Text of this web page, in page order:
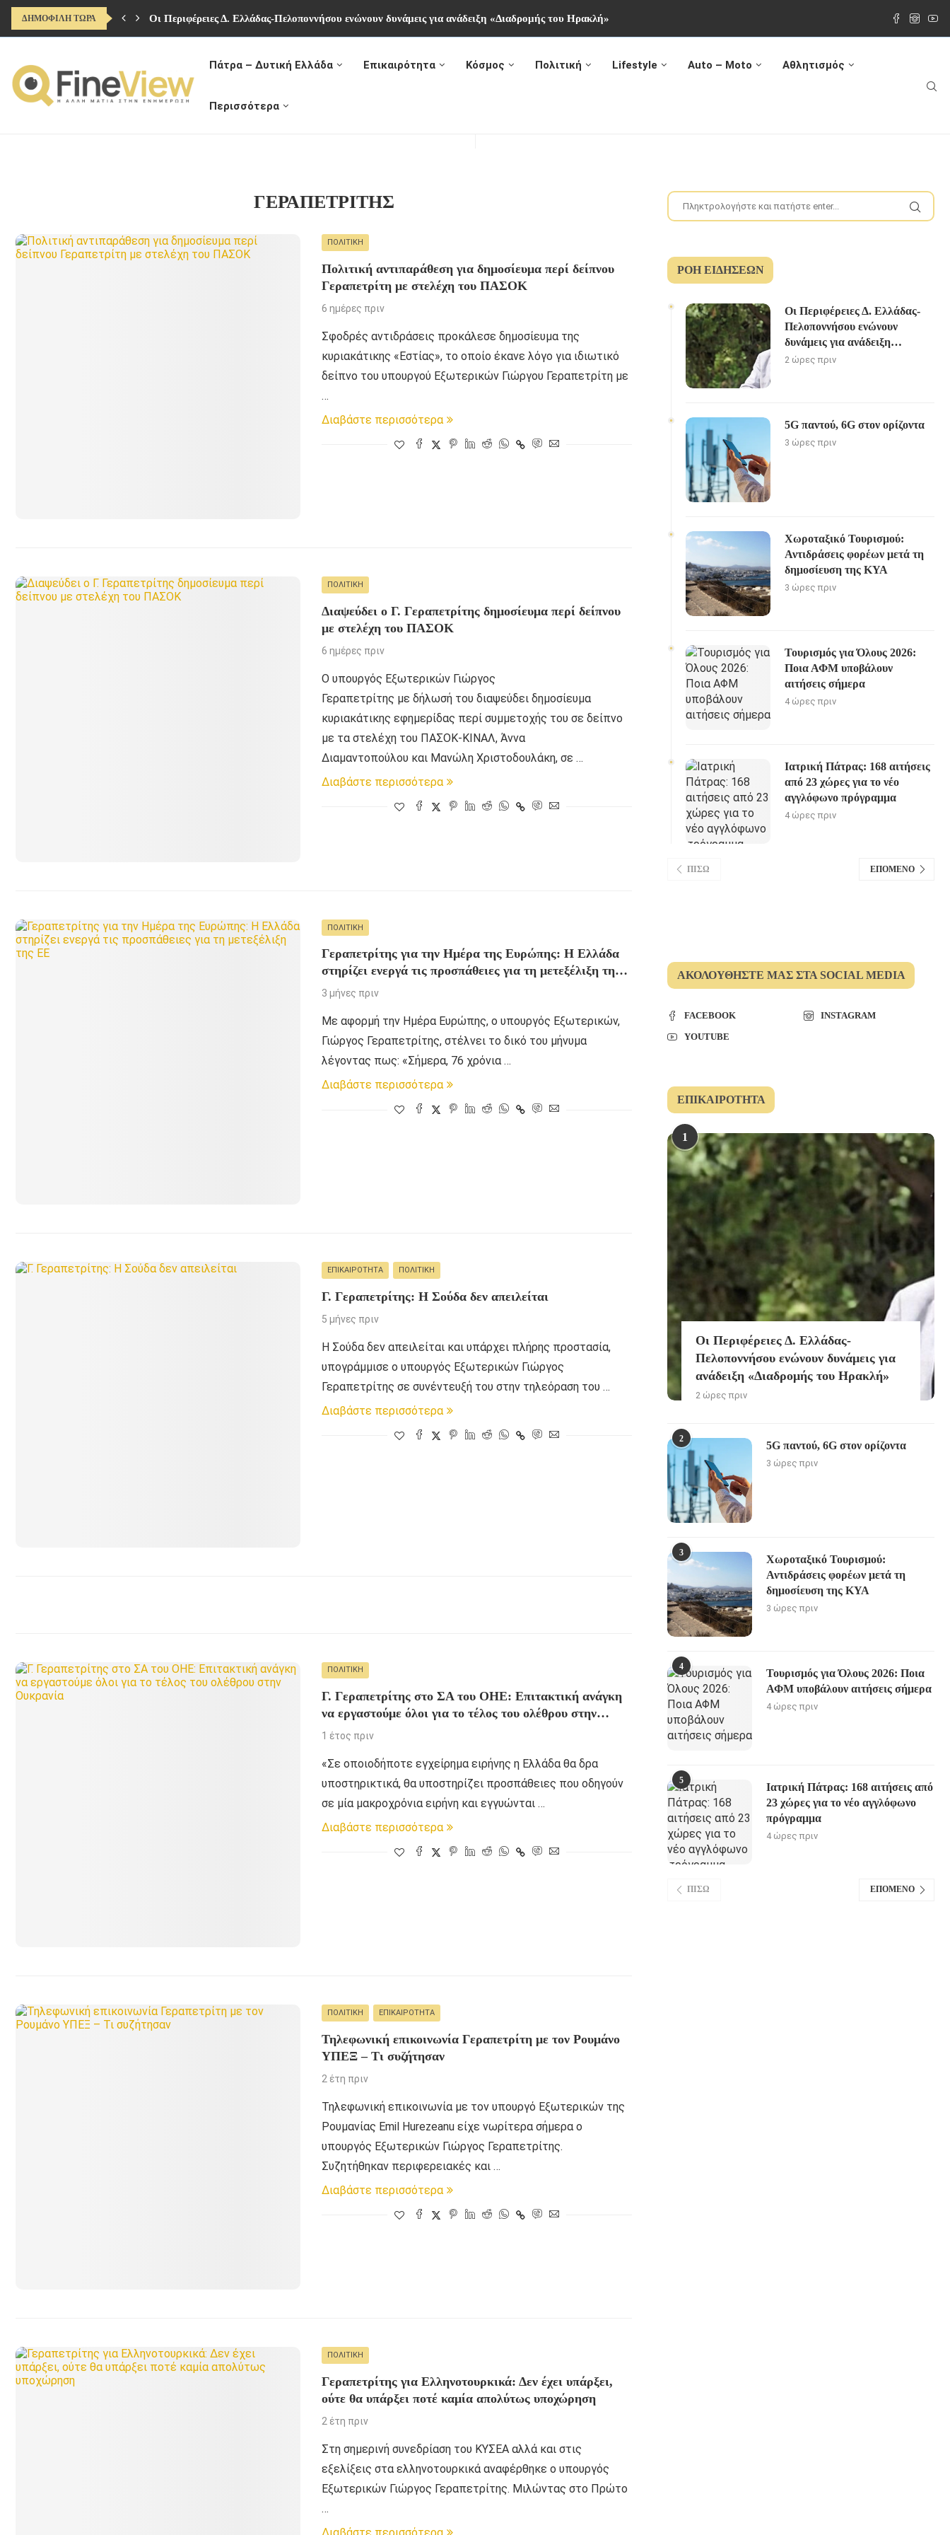
ΔΗΜΟΦΙΛΗ ΤΩΡΑ Οι Περιφέρειες Δ. Ελλάδας-Πελοποννήσου ενώνουν δυνάμεις για ανάδειξη «Διαδρομής του Ηρακλή»
Πάτρα – Δυτική Ελλάδα Επικαιρότητα Κόσμος Πολιτική Lifestyle Auto – Moto Αθλητισμός
Περισσότερα
ΓΕΡΑΠΕΤΡΙΤΗΣ
ΠΟΛΙΤΙΚΉ
Πολιτική αντιπαράθεση για δημοσίευμα περί δείπνου
Γεραπετρίτη με στελέχη του ΠΑΣΟΚ
6 ημέρες πριν
Σφοδρές αντιδράσεις προκάλεσε δημοσίευμα της
κυριακάτικης «Εστίας», το οποίο έκανε λόγο για ιδιωτικό
δείπνο του υπουργού Εξωτερικών Γιώργου Γεραπετρίτη με
…
Διαβάστε περισσότερα
ΠΟΛΙΤΙΚΉ
Διαψεύδει ο Γ. Γεραπετρίτης δημοσίευμα περί δείπνου
με στελέχη του ΠΑΣΟΚ
6 ημέρες πριν
Ο υπουργός Εξωτερικών Γιώργος
Γεραπετρίτης με δήλωσή του διαψεύδει δημοσίευμα
κυριακάτικης εφημερίδας περί συμμετοχής του σε δείπνο
με τα στελέχη του ΠΑΣΟΚ-ΚΙΝΑΛ, Άννα
Διαμαντοπούλου και Μανώλη Χριστοδουλάκη, σε …
Διαβάστε περισσότερα
ΠΟΛΙΤΙΚΉ
Γεραπετρίτης για την Ημέρα της Ευρώπης: Η Ελλάδα
στηρίζει ενεργά τις προσπάθειες για τη μετεξέλιξη της
ΕΕ
3 μήνες πριν
Με αφορμή την Ημέρα Ευρώπης, ο υπουργός Εξωτερικών,
Γιώργος Γεραπετρίτης, στέλνει το δικό του μήνυμα
λέγοντας πως: «Σήμερα, 76 χρόνια …
Διαβάστε περισσότερα
ΕΠΙΚΑΙΡΌΤΗΤΑ ΠΟΛΙΤΙΚΉ
Γ. Γεραπετρίτης: Η Σούδα δεν απειλείται
5 μήνες πριν
Η Σούδα δεν απειλείται και υπάρχει πλήρης προστασία,
υπογράμμισε ο υπουργός Εξωτερικών Γιώργος
Γεραπετρίτης σε συνέντευξή του στην τηλεόραση του …
Διαβάστε περισσότερα
ΠΟΛΙΤΙΚΉ
Γ. Γεραπετρίτης στο ΣΑ του ΟΗΕ: Επιτακτική ανάγκη
να εργαστούμε όλοι για το τέλος του ολέθρου στην
Ουκρανία
1 έτος πριν
«Σε οποιοδήποτε εγχείρημα ειρήνης η Ελλάδα θα δρα
υποστηρικτικά, θα υποστηρίζει προσπάθειες που οδηγούν
σε μία μακροχρόνια ειρήνη και εγγυώνται …
Διαβάστε περισσότερα
ΠΟΛΙΤΙΚΉ ΕΠΙΚΑΙΡΌΤΗΤΑ
Τηλεφωνική επικοινωνία Γεραπετρίτη με τον Ρουμάνο
ΥΠΕΞ – Τι συζήτησαν
2 έτη πριν
Τηλεφωνική επικοινωνία με τον υπουργό Εξωτερικών της
Ρουμανίας Emil Hurezeanu είχε νωρίτερα σήμερα ο
υπουργός Εξωτερικών Γιώργος Γεραπετρίτης.
Συζητήθηκαν περιφερειακές και …
Διαβάστε περισσότερα
ΠΟΛΙΤΙΚΉ
Γεραπετρίτης για Ελληνοτουρκικά: Δεν έχει υπάρξει,
ούτε θα υπάρξει ποτέ καμία απολύτως υποχώρηση
2 έτη πριν
Στη σημερινή συνεδρίαση του ΚΥΣΕΑ αλλά και στις
εξελίξεις στα ελληνοτουρκικά αναφέρθηκε ο υπουργός
Εξωτερικών Γιώργος Γεραπετρίτης. Μιλώντας στο Πρώτο
…
ΡΟΉ ΕΙΔΉΣΕΩΝ
Οι Περιφέρειες Δ. Ελλάδας-
Πελοποννήσου ενώνουν
δυνάμεις για ανάδειξη
«Διαδρομής του Ηρακλή»
2 ώρες πριν
5G παντού, 6G στον ορίζοντα
3 ώρες πριν
Χωροταξικό Τουρισμού:
Αντιδράσεις φορέων μετά τη
δημοσίευση της ΚΥΑ
3 ώρες πριν
Τουρισμός για Όλους 2026:
Ποια ΑΦΜ υποβάλουν
αιτήσεις σήμερα
4 ώρες πριν
Ιατρική Πάτρας: 168 αιτήσεις
από 23 χώρες για το νέο
αγγλόφωνο πρόγραμμα
4 ώρες πριν
ΠΊΣΩ ΕΠΌΜΕΝΟ
ΑΚΟΛΟΥΘΉΣΤΕ ΜΑΣ ΣΤΑ SOCIAL MEDIA
FACEBOOK
INSTAGRAM
YOUTUBE
ΕΠΙΚΑΙΡΌΤΗΤΑ
1
Οι Περιφέρειες Δ. Ελλάδας-
Πελοποννήσου ενώνουν δυνάμεις για
ανάδειξη «Διαδρομής του Ηρακλή»
2 ώρες πριν
2
5G παντού, 6G στον ορίζοντα
3 ώρες πριν
3
Χωροταξικό Τουρισμού:
Αντιδράσεις φορέων μετά τη
δημοσίευση της ΚΥΑ
3 ώρες πριν
4
Τουρισμός για Όλους 2026: Ποια
ΑΦΜ υποβάλουν αιτήσεις σήμερα
4 ώρες πριν
5
Ιατρική Πάτρας: 168 αιτήσεις από
23 χώρες για το νέο αγγλόφωνο
πρόγραμμα
4 ώρες πριν
ΠΊΣΩ ΕΠΌΜΕΝΟ